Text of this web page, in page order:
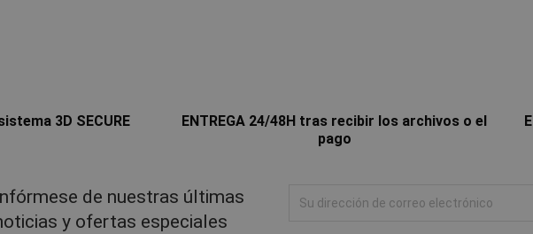
3D SECURE
ENTREGA 24/48H tras recibir los archivos o el
pago
de nuestras últimas
y ofertas especiales